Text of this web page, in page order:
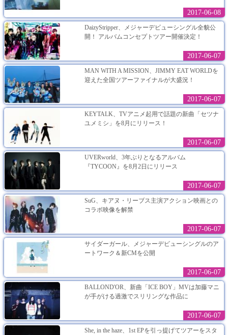
2017-06-08
DaizyStripper、メジャーデビューシングル全貌公
開！ アルバムコンセプトツアー開催決定！
2017-06-07
MAN WITH A MISSION、JIMMY EAT WORLDを
迎えた全国ツアーファイナルが大盛況！
2017-06-07
KEYTALK、TVアニメ起用で話題の新曲「セツナ
ユメミシ」を8月にリリース！
2017-06-07
UVERworld、3年ぶりとなるアルバム
『TYCOON』を8月2日にリリース
2017-06-07
SuG、キアヌ・リーブス主演アクション映画との
コラボ映像を解禁
2017-06-07
サイダーガール、メジャーデビューシングルのア
ートワーク＆新CMを公開
2017-06-07
BALLOND'OR、新曲「ICE BOY」MVは加藤マニ
が手がける過激でスリリングな作品に
2017-06-07
She, in the haze、1st EPを引っ提げてツアーをスタ